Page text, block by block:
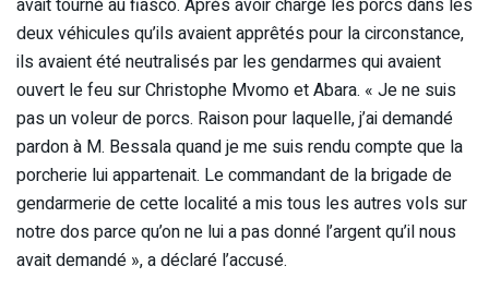
deux véhicules qu’ils avaient apprêtés pour la circonstance,
ils avaient été neutralisés par les gendarmes qui avaient
ouvert le feu sur Christophe Mvomo et Abara. « Je ne suis
pas un voleur de porcs. Raison pour laquelle, j’ai demandé
pardon à M. Bessala quand je me suis rendu compte que la
porcherie lui appartenait. Le commandant de la brigade de
gendarmerie de cette localité a mis tous les autres vols sur
notre dos parce qu’on ne lui a pas donné l’argent qu’il nous
avait demandé », a déclaré l’accusé.